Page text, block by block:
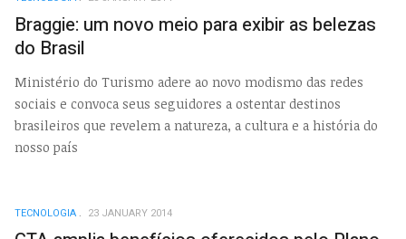
Braggie: um novo meio para exibir as belezas
do Brasil
Ministério do Turismo adere ao novo modismo das redes
sociais e convoca seus seguidores a ostentar destinos
brasileiros que revelem a natureza, a cultura e a história do
nosso país
TECNOLOGIA 23 JANUARY 2014